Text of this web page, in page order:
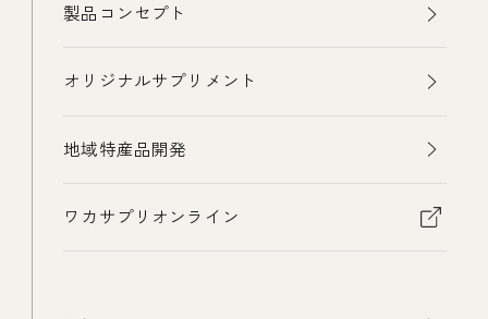
製品コンセプト
オリジナルサプリメント
地域特産品開発
ワカサプリオンライン